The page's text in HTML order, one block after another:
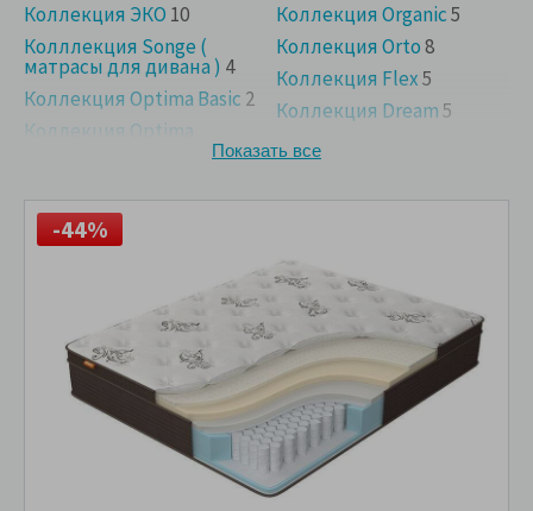
Коллекция ЭКО 10
Колллекция Songe (
матрасы для дивана ) 4
Коллекция Optima Basic 2
Коллекция Optima
Коллекция Organic5
Коллекция Orto8
Коллекция Flex5
Коллекция Dream5
Показать все
-44%